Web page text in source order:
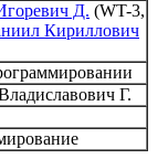
Д. (WT-3,
Кириллович
Г.